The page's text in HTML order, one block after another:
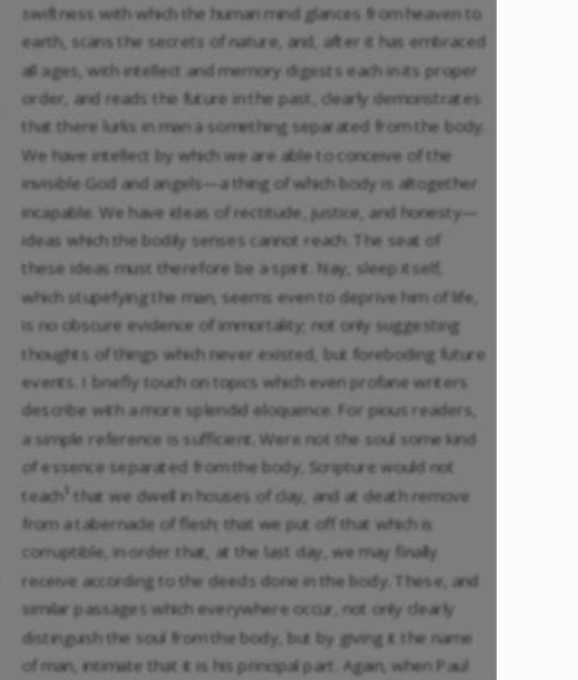
swiftness with which the human mind glances from heaven to
earth, scans the secrets of nature, and, after it has embraced
all ages, with intellect and memory digests each in its proper
order, and reads the future in the past, clearly demonstrates
that there lurks in man a something separated from the body.
We have intellect by which we are able to conceive of the
invisible God and angels—a thing of which body is altogether
incapable. We have ideas of rectitude, justice, and honesty—
ideas which the bodily senses cannot reach. The seat of
these ideas must therefore be a spirit. Nay, sleep itself,
which stupefying the man, seems even to deprive him of life,
is no obscure evidence of immortality; not only suggesting
thoughts of things which never existed, but foreboding future
events. I briefly touch on topics which even profane writers
describe with a more splendid eloquence. For pious readers,
a simple reference is sufficient. Were not the soul some kind
of essence separated from the body, Scripture would not
teach that we dwell in houses of clay, and at death remove
from a tabernacle of flesh; that we put off that which is
corruptible, in order that, at the last day, we may finally
receive according to the deeds done in the body. These, and
similar passages which everywhere occur, not only clearly
distinguish the soul from the body, but by giving it the name
of man, intimate that it is his principal part. Again, when Paul